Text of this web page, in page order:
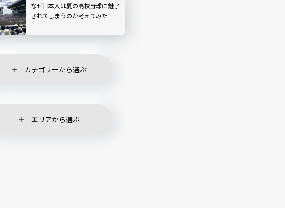
なぜ日本人は夏の高校野球に魅了
されてしまうのか考えてみた
カテゴリーから選ぶ
エリアから選ぶ